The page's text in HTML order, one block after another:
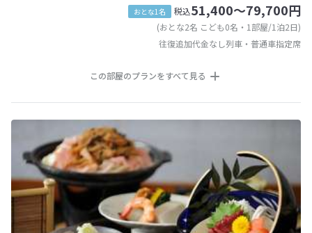
おとな1名 税込51,400～79,700円
(おとな2名 こども0名・1部屋/1泊2日)
往復追加代金なし列車・普通車指定席
この部屋のプランをすべて見る